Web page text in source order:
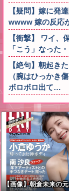
【疑問】嫁に発
wwww 嫁の反応
【衝撃】 ワイ、
「こう」なった・
【絶句】朝起き
（腕はひっかき
ボロボロ出て…
【画像】朝倉未来の